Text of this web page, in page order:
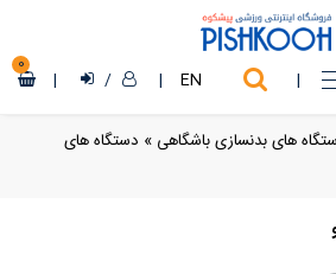
|
EN
|
/
|
0
های بدنسازی باشگاهی » دستگاه های